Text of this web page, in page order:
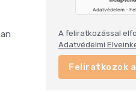
A feliratkozással
Adatvédelmi
Feliratkozok